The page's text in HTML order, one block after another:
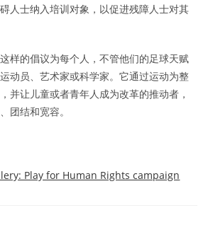
人士纳入培训对象，以促进残障人士对其
样的倡议为每个人，不管他们的足球天赋
动员、艺术家或科学家。它通过运动为整
并让儿童或者青年人成为改革的推动者，
团结和宽容。
Play for Human Rights campaign